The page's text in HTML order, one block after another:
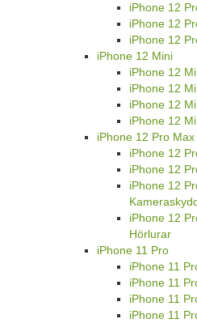
iPhone 12
iPhone 12
iPhone 12
iPhone 12 Mini
iPhone 12
iPhone 12
iPhone 12
iPhone 12
iPhone 12 Pro Max
iPhone 12
iPhone 12
iPhone 12
iPhone 12
Hörlurar
iPhone 11 Pro
iPhone 11
iPhone 11
iPhone 11
iPhone 11